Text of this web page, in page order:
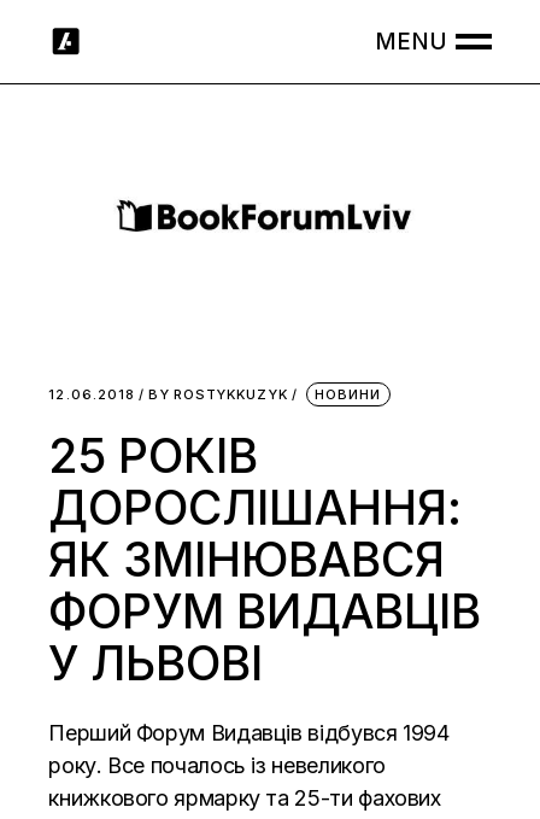
12.06.2018 BY ROSTYKKUZYK НОВИНИ
25 РОКІВ
ДОРОСЛІШАННЯ:
ЯК ЗМІНЮВАВСЯ
ФОРУМ ВИДАВЦІВ
У ЛЬВОВІ
Перший Форум Видавців відбувся 1994
року. Все почалось із невеликого
книжкового ярмарку та 25-ти фахових